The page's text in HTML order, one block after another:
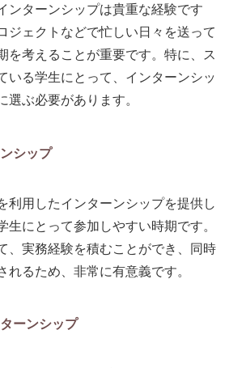
ンターンシップは貴重な経験です
ジェクトなどで忙しい日々を送って
を考えることが重要です。特に、ス
いる学生にとって、インターンシッ
選ぶ必要があります。
シップ
利用したインターンシップを提供し
生にとって参加しやすい時期です。
、実務経験を積むことができ、同時
れるため、非常に有意義です。
ーンシップ